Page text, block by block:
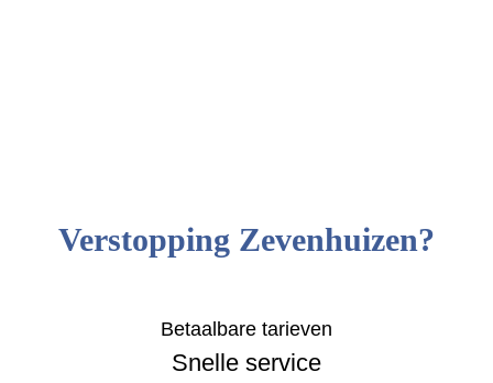
Verstopping Zevenhuizen?
Betaalbare tarieven
Snelle service